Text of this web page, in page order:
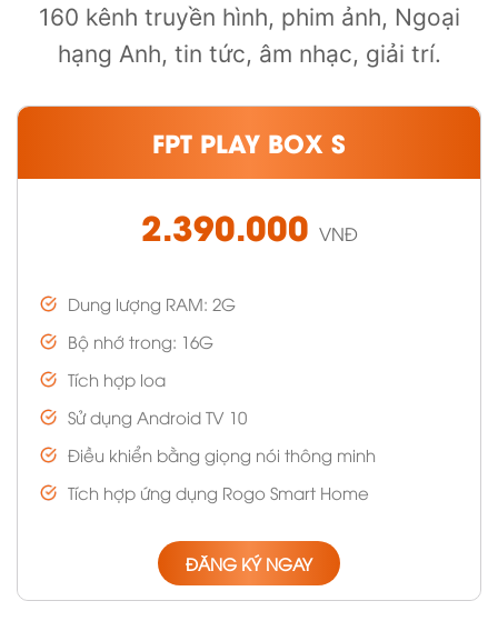
160 kênh truyền hình, phim ảnh, Ngoại
hạng Anh, tin tức, âm nhạc, giải trí.
FPT PLAY BOX S
2.390.000 VNĐ
Dung lượng RAM: 2G
Bộ nhớ trong: 16G
Tích hợp loa
Sử dụng Android TV 10
Điều khiển bằng giọng nói thông minh
Tích hợp ứng dụng Rogo Smart Home
ĐĂNG KÝ NGAY